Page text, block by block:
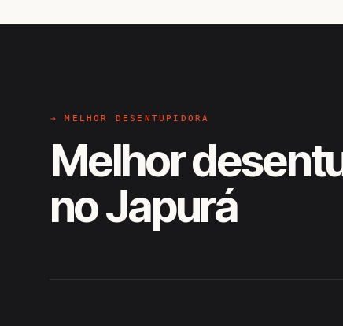
→ MELHOR DESENTUPIDORA
Melhor
no Japurá
EM CAMPO